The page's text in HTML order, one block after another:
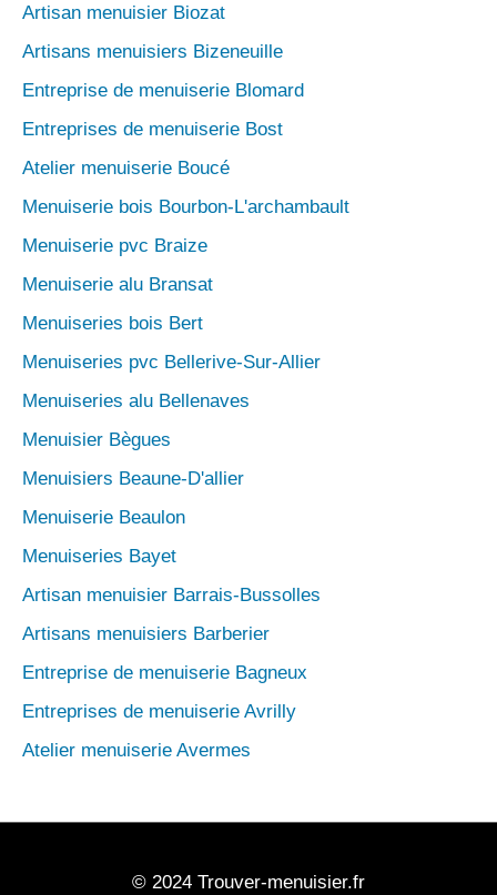
Artisan menuisier Biozat
Artisans menuisiers Bizeneuille
Entreprise de menuiserie Blomard
Entreprises de menuiserie Bost
Atelier menuiserie Boucé
Menuiserie bois Bourbon-L'archambault
Menuiserie pvc Braize
Menuiserie alu Bransat
Menuiseries bois Bert
Menuiseries pvc Bellerive-Sur-Allier
Menuiseries alu Bellenaves
Menuisier Bègues
Menuisiers Beaune-D'allier
Menuiserie Beaulon
Menuiseries Bayet
Artisan menuisier Barrais-Bussolles
Artisans menuisiers Barberier
Entreprise de menuiserie Bagneux
Entreprises de menuiserie Avrilly
Atelier menuiserie Avermes
© 2024 Trouver-menuisier.fr